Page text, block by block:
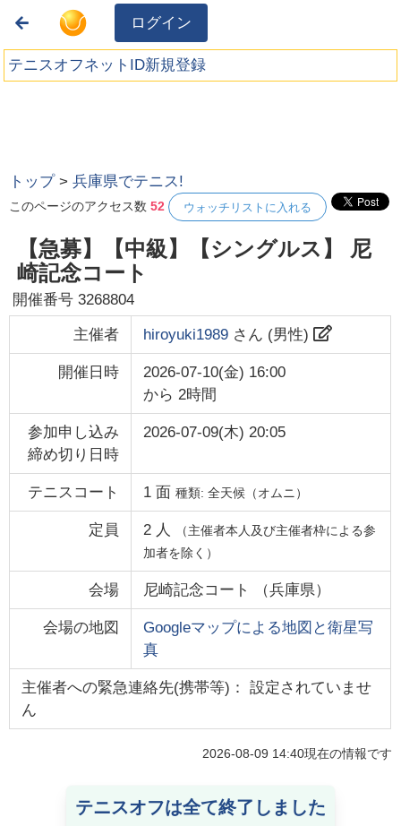
ログイン
テニスオフネットID新規登録
トップ >兵庫県でテニス!
このページのアクセス数52 ウォッチリストに入れる
【急募】【中級】【シングルス】 尼
崎記念コート
開催番号3268804
主催者 hiroyuki1989さん (男性)
開催日時
2026-07-10(金) 16:00
から 2時間
参加申し込み
締め切り日時
2026-07-09(木) 20:05
テニスコート 1面 種類: 全天候（オムニ）
定員 2 人
（主催者本人及び主催者枠による参
加者を除く）
会場 尼崎記念コート （兵庫県）
会場の地図
Googleマップによる地図と衛星写
真
主催者への緊急連絡先(携帯等)： 設定されていませ
ん
2026-08-09 14:40現在の情報です
テニスオフは全て終了しました